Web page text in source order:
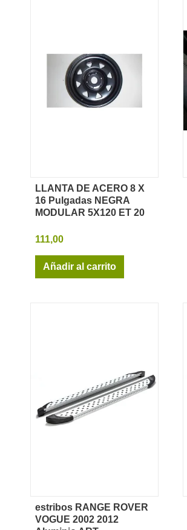
Vista rápida
LLANTA DE ACERO 8 X
16 Pulgadas NEGRA
MODULAR 5X120 ET 20
111,00
Añadir al carrito
Vista rápida
estribos RANGE ROVER
VOGUE 2002 2012